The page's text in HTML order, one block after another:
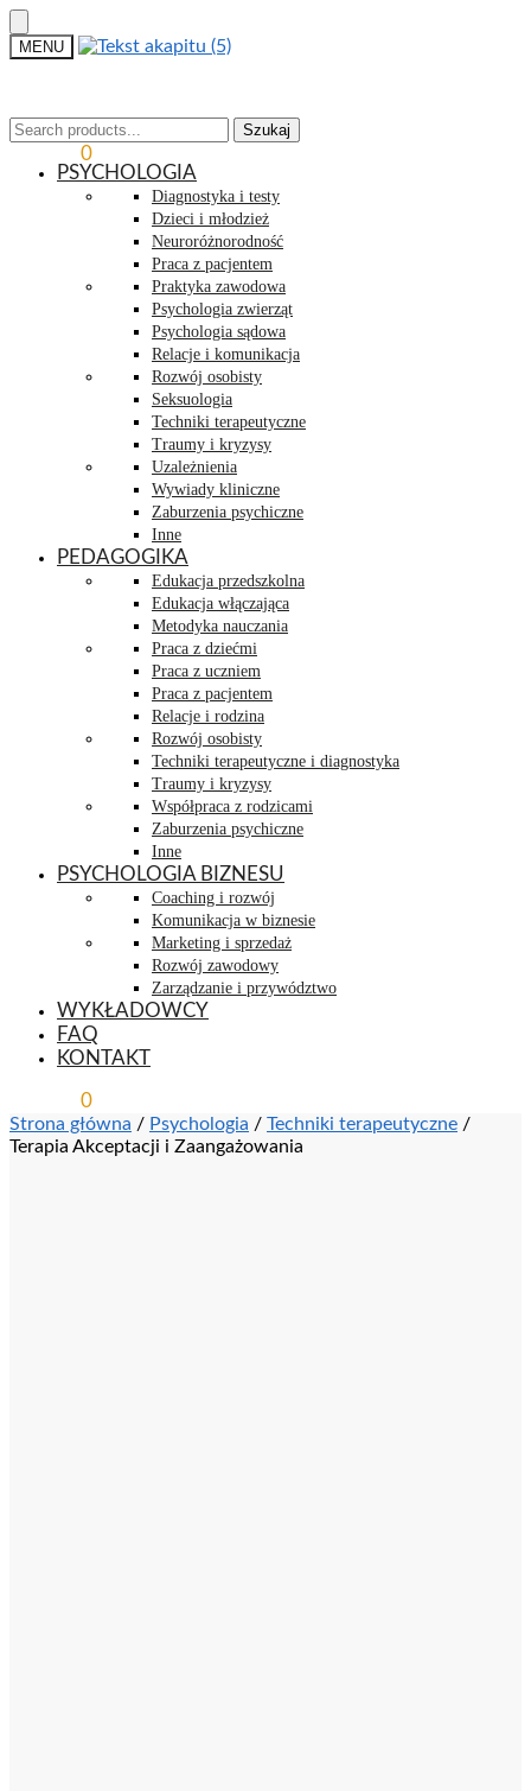
MENU
Szukaj
0
Szukaj
PSYCHOLOGIA
Diagnostyka i testy
Dzieci i młodzież
Neuroróżnorodność
Praca z pacjentem
Praktyka zawodowa
Psychologia zwierząt
Psychologia sądowa
Relacje i komunikacja
Rozwój osobisty
Seksuologia
Techniki terapeutyczne
Traumy i kryzysy
Uzależnienia
Wywiady kliniczne
Zaburzenia psychiczne
Inne
PEDAGOGIKA
Edukacja przedszkolna
Edukacja włączająca
Metodyka nauczania
Praca z dziećmi
Praca z uczniem
Praca z pacjentem
Relacje i rodzina
Rozwój osobisty
Techniki terapeutyczne i diagnostyka
Traumy i kryzysy
Współpraca z rodzicami
Zaburzenia psychiczne
Inne
PSYCHOLOGIA BIZNESU
Coaching i rozwój
Komunikacja w biznesie
Marketing i sprzedaż
Rozwój zawodowy
Zarządzanie i przywództwo
WYKŁADOWCY
FAQ
KONTAKT
0
Strona główna / Psychologia / Techniki terapeutyczne /
Terapia Akceptacji i Zaangażowania